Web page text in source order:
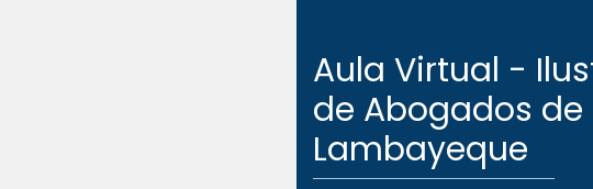
Aula Virtual -
de Abogados de
Lambayeque